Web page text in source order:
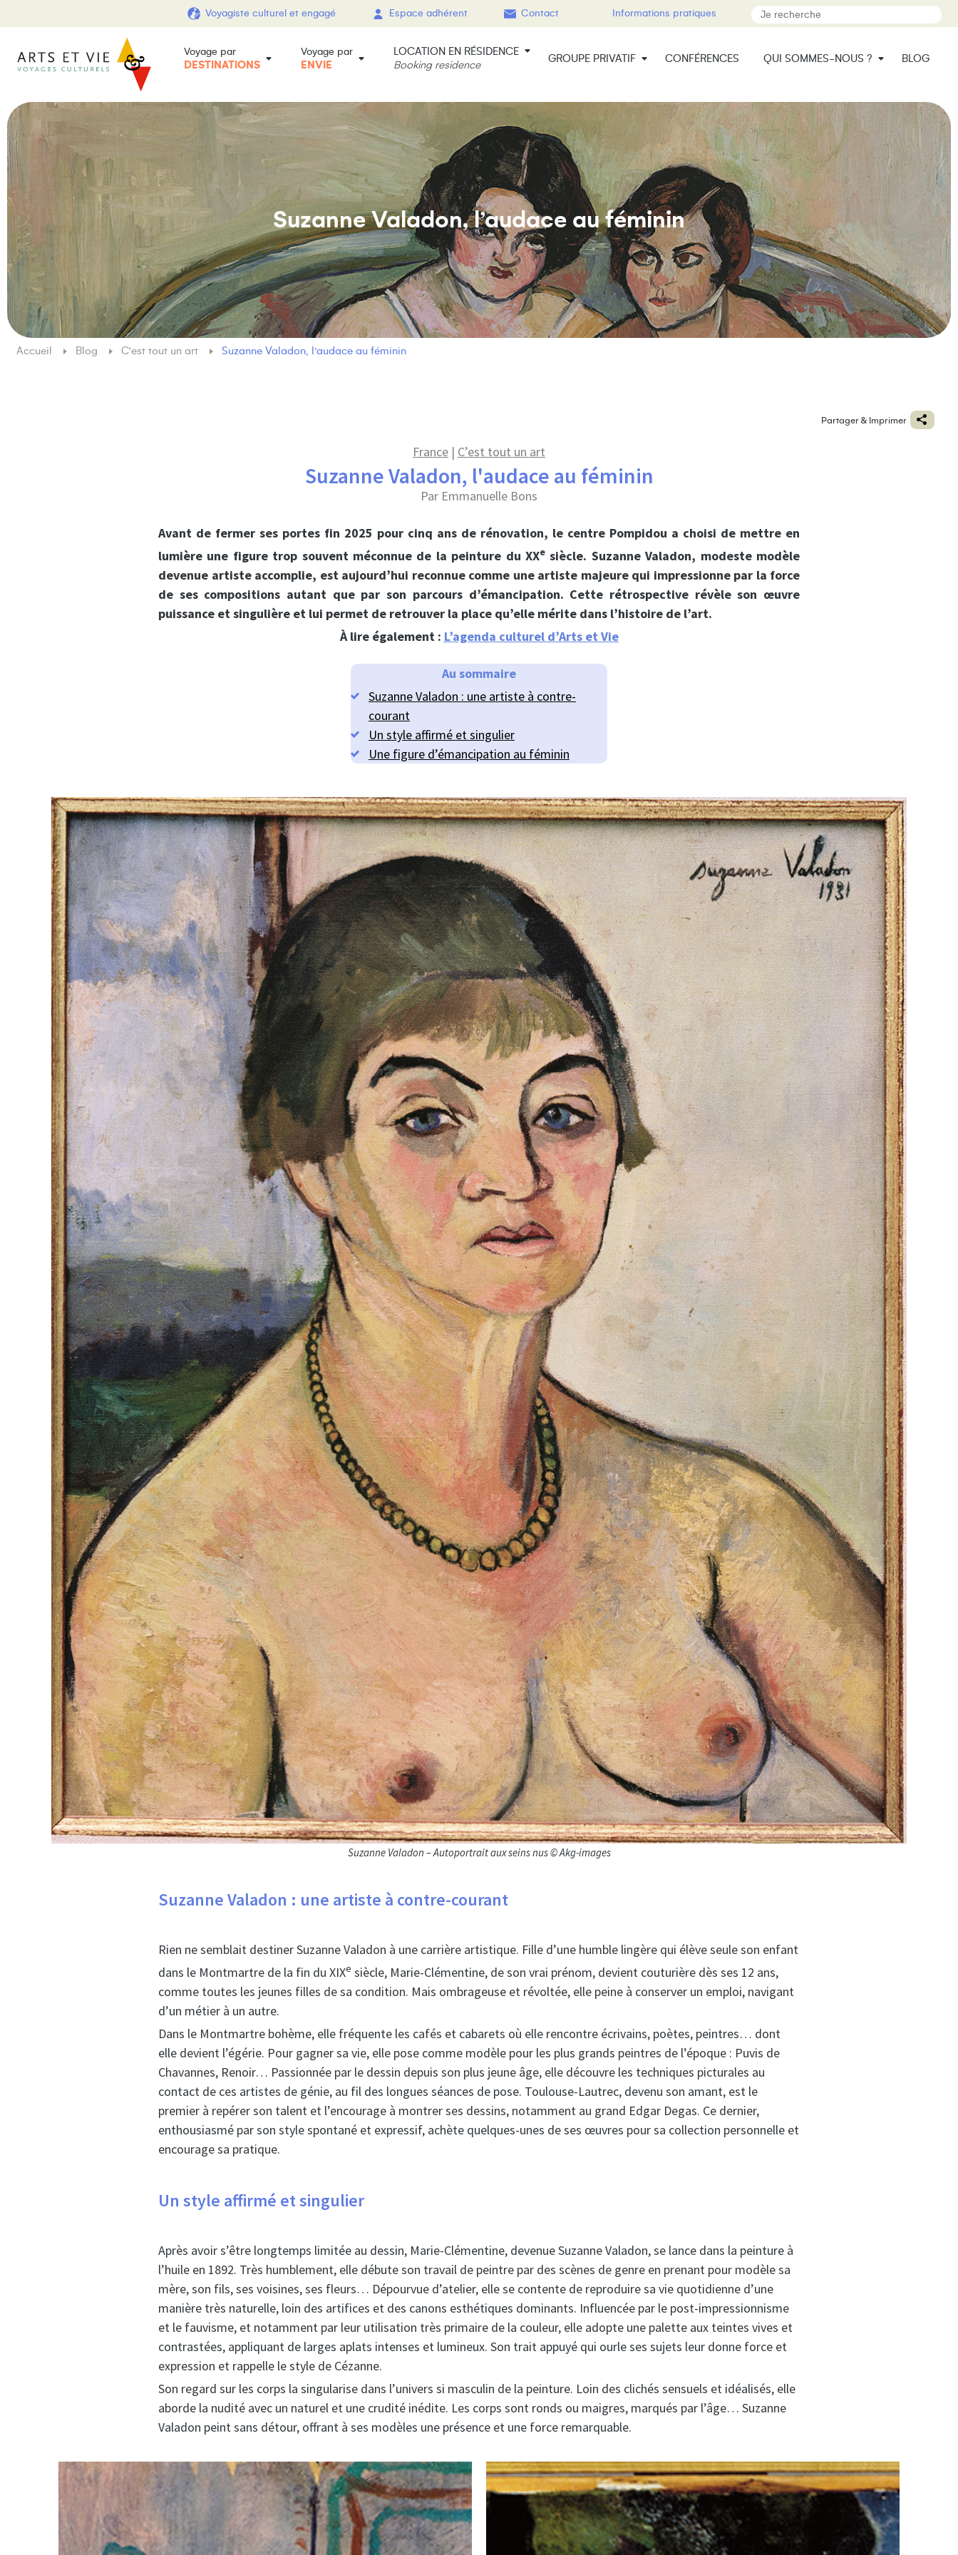
Voyagiste culturel et engagé Espace adhérent Contact Informations pratiques
Voyage par
DESTINATIONS
Voyage par
ENVIE
LOCATION EN RÉSIDENCE
Booking residence
GROUPE PRIVATIF CONFÉRENCES QUI SOMMES-NOUS ? BLOG
Suzanne Valadon, l’audace au féminin
Accueil Blog C'est tout un art Suzanne Valadon, l’audace au féminin
Partager & Imprimer
France | C’est tout un art
Suzanne Valadon, l'audace au féminin
Par Emmanuelle Bons
Avant de fermer ses portes fin 2025 pour cinq ans de rénovation, le centre Pompidou a choisi de mettre en
lumière une figure trop souvent méconnue de la peinture du XXe siècle. Suzanne Valadon, modeste modèle
devenue artiste accomplie, est aujourd’hui reconnue comme une artiste majeure qui impressionne par la force
de ses compositions autant que par son parcours d’émancipation. Cette rétrospective révèle son œuvre
puissance et singulière et lui permet de retrouver la place qu’elle mérite dans l’histoire de l’art.
À lire également : L’agenda culturel d’Arts et Vie
Au sommaire
Suzanne Valadon : une artiste à contre-
courant
Un style affirmé et singulier
Une figure d’émancipation au féminin
Suzanne Valadon – Autoportrait aux seins nus © Akg-images
Suzanne Valadon : une artiste à contre-courant
Rien ne semblait destiner Suzanne Valadon à une carrière artistique. Fille d’une humble lingère qui élève seule son enfant
dans le Montmartre de la fin du XIXe siècle, Marie-Clémentine, de son vrai prénom, devient couturière dès ses 12 ans,
comme toutes les jeunes filles de sa condition. Mais ombrageuse et révoltée, elle peine à conserver un emploi, navigant
d’un métier à un autre.
Dans le Montmartre bohème, elle fréquente les cafés et cabarets où elle rencontre écrivains, poètes, peintres… dont
elle devient l’égérie. Pour gagner sa vie, elle pose comme modèle pour les plus grands peintres de l’époque : Puvis de
Chavannes, Renoir… Passionnée par le dessin depuis son plus jeune âge, elle découvre les techniques picturales au
contact de ces artistes de génie, au fil des longues séances de pose. Toulouse-Lautrec, devenu son amant, est le
premier à repérer son talent et l’encourage à montrer ses dessins, notamment au grand Edgar Degas. Ce dernier,
enthousiasmé par son style spontané et expressif, achète quelques-unes de ses œuvres pour sa collection personnelle et
encourage sa pratique.
Un style affirmé et singulier
Après avoir s’être longtemps limitée au dessin, Marie-Clémentine, devenue Suzanne Valadon, se lance dans la peinture à
l’huile en 1892. Très humblement, elle débute son travail de peintre par des scènes de genre en prenant pour modèle sa
mère, son fils, ses voisines, ses fleurs… Dépourvue d’atelier, elle se contente de reproduire sa vie quotidienne d’une
manière très naturelle, loin des artifices et des canons esthétiques dominants. Influencée par le post-impressionnisme
et le fauvisme, et notamment par leur utilisation très primaire de la couleur, elle adopte une palette aux teintes vives et
contrastées, appliquant de larges aplats intenses et lumineux. Son trait appuyé qui ourle ses sujets leur donne force et
expression et rappelle le style de Cézanne.
Son regard sur les corps la singularise dans l’univers si masculin de la peinture. Loin des clichés sensuels et idéalisés, elle
aborde la nudité avec un naturel et une crudité inédite. Les corps sont ronds ou maigres, marqués par l’âge… Suzanne
Valadon peint sans détour, offrant à ses modèles une présence et une force remarquable.